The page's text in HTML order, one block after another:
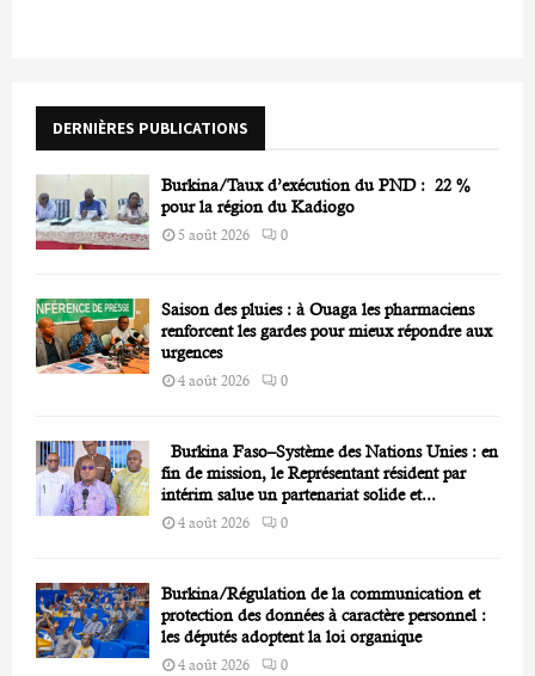
r
DERNIÈRES PUBLICATIONS
Burkina/Taux d’exécution du PND : 22 %
pour la région du Kadiogo
5 août 2026 0
Saison des pluies : à Ouaga les pharmaciens
renforcent les gardes pour mieux répondre aux
urgences
4 août 2026 0
Burkina Faso–Système des Nations Unies : en
fin de mission, le Représentant résident par
intérim salue un partenariat solide et...
4 août 2026 0
Burkina/Régulation de la communication et
protection des données à caractère personnel :
les députés adoptent la loi organique
4 août 2026 0